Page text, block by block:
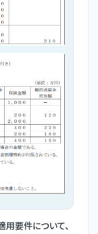
要件について、